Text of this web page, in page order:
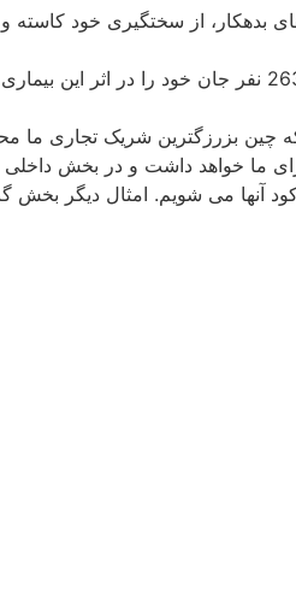
بدهکار، از سختگیری خود
طبق گزارش مجمع جهانی اقتصادی تاکنون حدود 80 هزار نفر به ویروس کرونا آلوده شده اند
که چین بزرزگترین شریک تجاری
با کاهش صادرات نفت،کاهش 500-250 میلیون دلاری در ماه برای ما
آنها می شویم. امثال دیگر بخش